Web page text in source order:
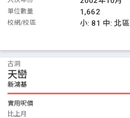
單位數量 1,662
校網/校區 小: 81 中:北區
古洞
天巒
新鴻基
實用呎價
比上月